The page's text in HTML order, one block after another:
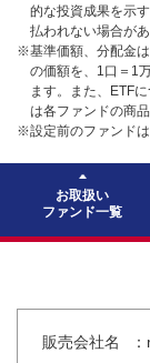
的な投資成果を示
払われない場合があ
※基準価額、分配金
の価額を、1口＝1
ます。また、ETF
は各ファンドの商
※設定前のファンドは
お取扱い
ファンド一覧
販売会社名